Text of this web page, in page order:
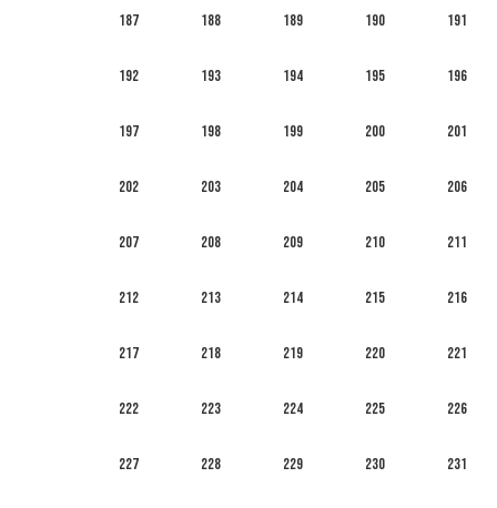
187 188 189 190 191
192 193 194 195 196
197 198 199 200 201
202 203 204 205 206
207 208 209 210 211
212 213 214 215 216
217 218 219 220 221
222 223 224 225 226
227 228 229 230 231